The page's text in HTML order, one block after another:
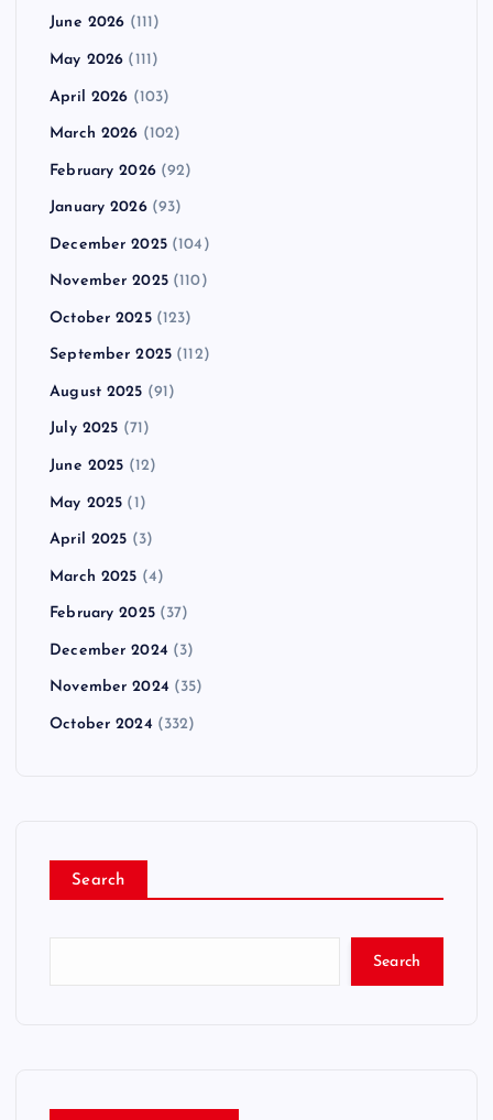
June 2026 (111)
May 2026 (111)
April 2026 (103)
March 2026 (102)
February 2026(92)
January 2026(93)
December 2025(104)
November 2025(110)
October 2025(123)
September 2025 (112)
August 2025 (91)
July 2025 (71)
June 2025 (12)
May 2025 (1)
April 2025 (3)
March 2025 (4)
February 2025(37)
December 2024 (3)
November 2024 (35)
October 2024 (332)
Search
Search